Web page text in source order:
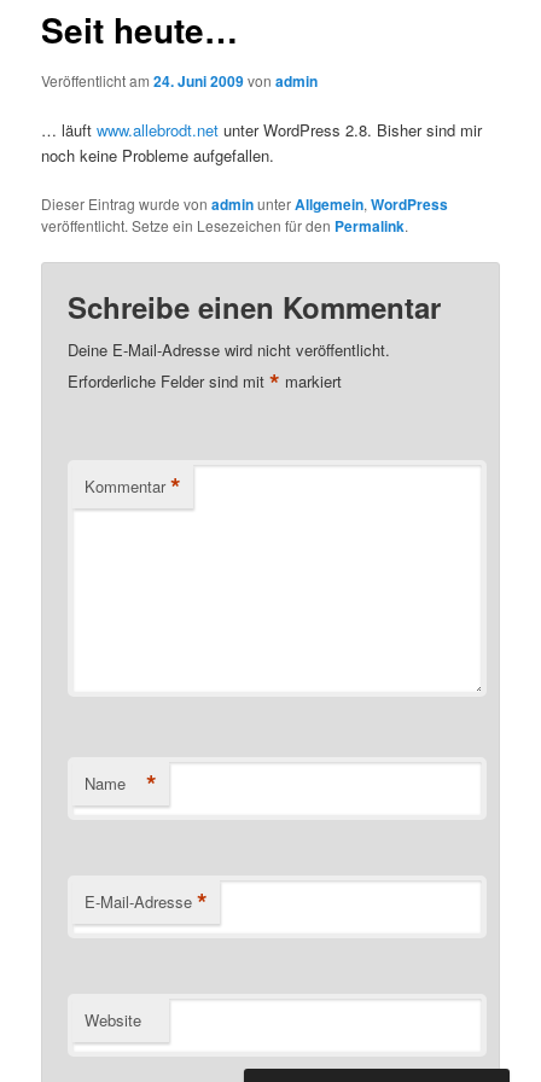
Seit heute…
Veröffentlicht am24. Juni 2009vonadmin
… läuftwww.allebrodt.net unter WordPress 2.8. Bisher sind mir
noch keine Probleme aufgefallen.
Dieser Eintrag wurde vonadminunterAllgemein,WordPress
veröffentlicht. Setze ein Lesezeichen für den Permalink.
Schreibe einen Kommentar
Deine E-Mail-Adresse wird nicht veröffentlicht.
Erforderliche Felder sind mit* markiert
Kommentar *
Name *
E-Mail-Adresse *
Website